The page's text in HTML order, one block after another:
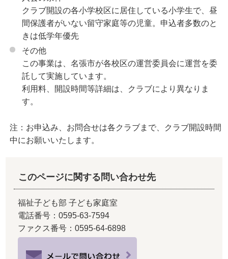
クラブ開設の各小学校区に居住している小学生で、昼
間保護者がいない留守家庭等の児童。申込者多数のと
きは低学年優先
その他
この事業は、名張市が各校区の運営委員会に運営を委
託して実施しています。
利用料、開設時間等詳細は、クラブにより異なりま
す。
注：お申込み、お問合せは各クラブまで、クラブ開設時間
中にお願いいたします。
このページに関する問い合わせ先
福祉子ども部 子ども家庭室
電話番号：0595-63-7594
ファクス番号：0595-64-6898